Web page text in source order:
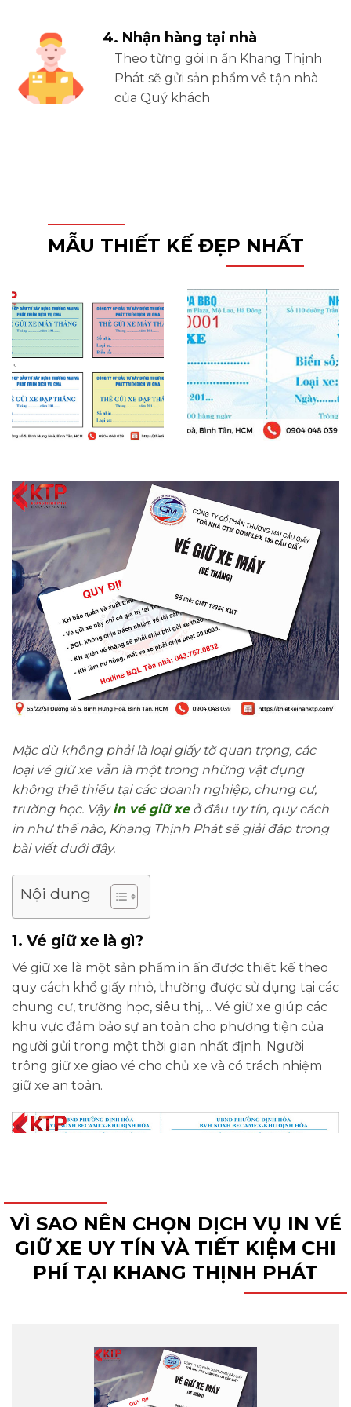
4. Nhận hàng tại nhà
Theo từng gói in ấn Khang Thịnh
Phát sẽ gửi sản phẩm về tận nhà
của Quý khách
MẪU THIẾT KẾ ĐẸP NHẤT
Mặc dù không phải là loại giấy tờ quan trọng, các
loại vé giữ xe vẫn là một trong những vật dụng
không thể thiếu tại các doanh nghiệp, chung cư,
trường học. Vậyin vé giữ xeở đâu uy tín, quy cách
in như thế nào, Khang Thịnh Phát sẽ giải đáp trong
bài viết dưới đây.
Nội dung
1. Vé giữ xe là gì?
Vé giữ xe là một sản phẩm in ấn được thiết kế theo
quy cách khổ giấy nhỏ, thường được sử dụng tại các
chung cư, trường học, siêu thị,… Vé giữ xe giúp các
khu vực đảm bảo sự an toàn cho phương tiện của
người gửi trong một thời gian nhất định. Người
trông giữ xe giao vé cho chủ xe và có trách nhiệm
giữ xe an toàn.
2. Một số kỹ thuật in vé giữ xe cần biết
in vé giữ xe, đơn vị in cần có một số lưu ý về kỹ
VÌ SAO NÊN CHỌN DỊCH VỤ IN VÉ
GIỮ XE UY TÍN VÀ TIẾT KIỆM CHI
PHÍ TẠI KHANG THỊNH PHÁT